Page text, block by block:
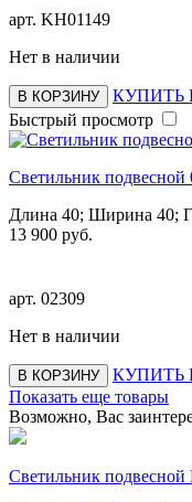
арт. KH01149
Нет в наличии
В КОРЗИНУ
КУПИТЬ
Быстрый просмотр
Светильник подвесной
Длина 40; Ширина 40;
13 900 руб.
арт. 02309
Нет в наличии
В КОРЗИНУ
КУПИТЬ
Показать еще товары
Возможно, Вас
Светильник подвесной